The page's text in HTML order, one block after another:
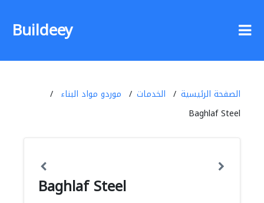
Buildeey
الصفحة الرئيسية الخدمات
موردو مواد البناء
Baghlaf Steel
Baghlaf Steel